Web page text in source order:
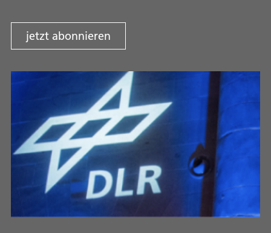
jetzt abonnieren